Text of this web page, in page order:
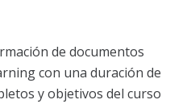
de documentos
con una duración de
y objetivos del curso